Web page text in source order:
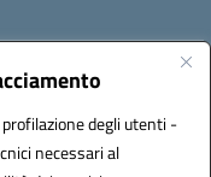
degli utenti -
necessari al